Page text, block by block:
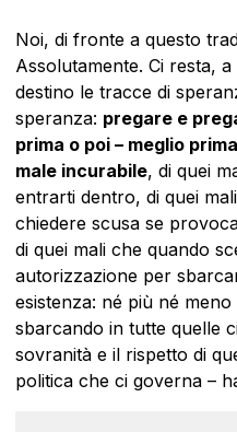
Noi, di fronte a questo
Assolutamente. Ci resta,
destino le tracce di
speranza: pregare e
prima o poi – meglio
male incurabile, di quei
entrarti dentro, di quei
chiedere scusa se
di quei mali che quando
autorizzazione per
esistenza: né più né
sbarcando in tutte quelle
sovranità e il rispetto di
politica che ci governa –